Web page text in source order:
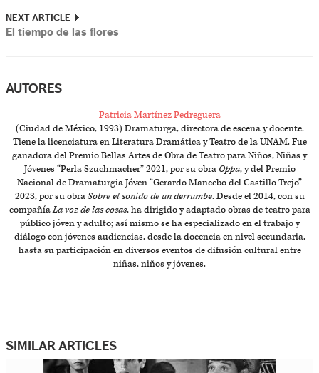
NEXT ARTICLE
El tiempo de las flores
AUTORES
Patricia Martínez Pedreguera
(Ciudad de México, 1993) Dramaturga, directora de escena y docente.
Tiene la licenciatura en Literatura Dramática y Teatro de la UNAM. Fue
ganadora del Premio Bellas Artes de Obra de Teatro para Niños, Niñas y
Jóvenes “Perla Szuchmacher” 2021, por su obra Oppa, y del Premio
Nacional de Dramaturgia Jóven “Gerardo Mancebo del Castillo Trejo”
2023, por su obraSobre el sonido de un derrumbe. Desde el 2014, con su
compañíaLa voz de las cosas, ha dirigido y adaptado obras de teatro para
público jóven y adulto; así mismo se ha especializado en el trabajo y
diálogo con jóvenes audiencias, desde la docencia en nivel secundaria,
hasta su participación en diversos eventos de difusión cultural entre
niñas, niños y jóvenes.
SIMILAR ARTICLES